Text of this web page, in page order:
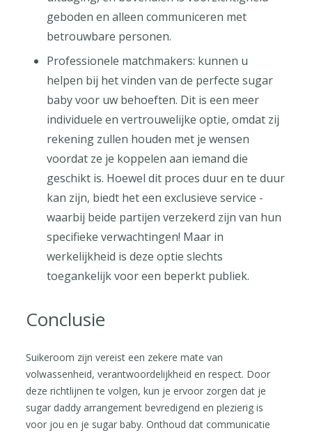
geboden en alleen communiceren met
betrouwbare personen.
Professionele matchmakers: kunnen u
helpen bij het vinden van de perfecte sugar
baby voor uw behoeften. Dit is een meer
individuele en vertrouwelijke optie, omdat zij
rekening zullen houden met je wensen
voordat ze je koppelen aan iemand die
geschikt is. Hoewel dit proces duur en te duur
kan zijn, biedt het een exclusieve service -
waarbij beide partijen verzekerd zijn van hun
specifieke verwachtingen! Maar in
werkelijkheid is deze optie slechts
toegankelijk voor een beperkt publiek.
Conclusie
Suikeroom zijn vereist een zekere mate van
volwassenheid, verantwoordelijkheid en respect. Door
deze richtlijnen te volgen, kun je ervoor zorgen dat je
sugar daddy arrangement bevredigend en plezierig is
voor jou en je sugar baby. Onthoud dat communicatie